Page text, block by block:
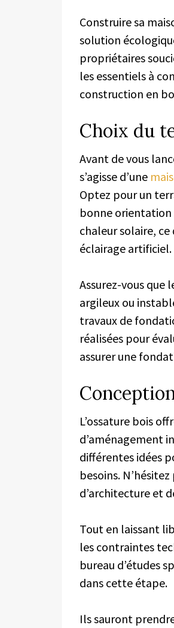
Construire sa
solution
propriétaires
les essentiels à
construction en
Choix du
Avant de vous
s’agisse d’une
Optez pour un
bonne
chaleur solaire,
éclairage artificiel.
Assurez-vous que
argileux ou
travaux de
réalisées pour
assurer une
L’ossature bois
d’aménagement
différentes idées
besoins.
d’architecture et
Tout en laissant
les contraintes
bureau d’études
dans cette étape.
Ils sauront